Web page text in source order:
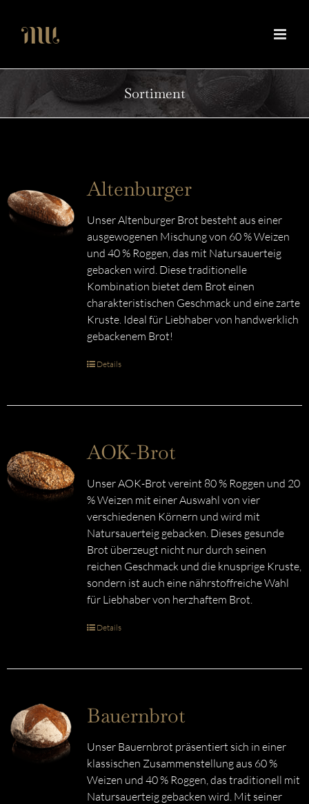
Inhalt
springen
Sortiment
Altenburger
Unser Altenburger Brot besteht aus einer
ausgewogenen Mischung von 60 % Weizen
und 40 % Roggen, das mit Natursauerteig
gebacken wird. Diese traditionelle
Kombination bietet dem Brot einen
charakteristischen Geschmack und eine zarte
Kruste. Ideal für Liebhaber von handwerklich
gebackenem Brot!
Details
AOK-Brot
Unser AOK-Brot vereint 80 % Roggen und 20
% Weizen mit einer Auswahl von vier
verschiedenen Körnern und wird mit
Natursauerteig gebacken. Dieses gesunde
Brot überzeugt nicht nur durch seinen
reichen Geschmack und die knusprige Kruste,
sondern ist auch eine nährstoffreiche Wahl
für Liebhaber von herzhaftem Brot.
Details
Bauernbrot
Unser Bauernbrot präsentiert sich in einer
klassischen Zusammenstellung aus 60 %
Weizen und 40 % Roggen, das traditionell mit
Natursauerteig gebacken wird. Mit seiner